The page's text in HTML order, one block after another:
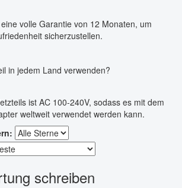
volle Garantie von 12 Monaten, um
sicherzustellen.
in jedem Land verwenden?
ist AC 100-240V, sodass es mit dem
weltweit verwendet werden kann.
schreiben